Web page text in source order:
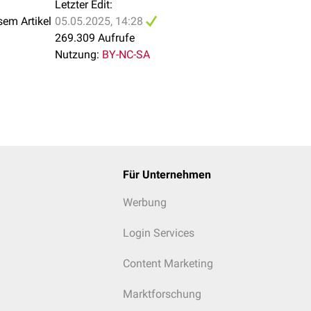
wird in ihrer Gesamtheit auch als
longus
werden durch den
Nervus tibialisinnerviert.
Artikel
Letzter Edit:
05.05.2025, 14:28
269.309 Aufrufe
Nutzung: BY-NC-SA
Für Unternehmen
Werbung
Login Services
Content Marketing
Marktforschung